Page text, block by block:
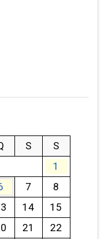
S
S
1
7
8
14
15
21
22